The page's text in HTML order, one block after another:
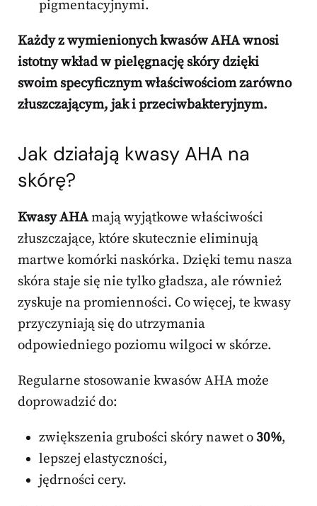
pigmentacyjnymi.
Każdy z wymienionych kwasów AHA wnosi
istotny wkład w pielęgnację skóry dzięki
swoim specyficznym właściwościom zarówno
złuszczającym, jak i przeciwbakteryjnym.
Jak działają kwasy AHA na
skórę?
Kwasy AHAmają wyjątkowe właściwości
złuszczające, które skutecznie eliminują
martwe komórki naskórka. Dzięki temu nasza
skóra staje się nie tylko gładsza, ale również
zyskuje na promienności. Co więcej, te kwasy
przyczyniają się do utrzymania
odpowiedniego poziomu wilgoci w skórze.
Regularne stosowanie kwasów AHA może
doprowadzić do:
zwiększenia grubości skóry nawet o 30%,
lepszej elastyczności,
jędrności cery.